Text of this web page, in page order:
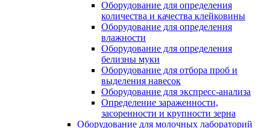
Оборудование для определения
количества и качества клейковины
Оборудование для определения
влажности
Оборудование для определения
белизны муки
Оборудование для отбора проб и
выделения навесок
Оборудование для экспресс-анализа
Определение зараженности,
засоренности и крупности зерна
Оборудование для молочных лабораторий